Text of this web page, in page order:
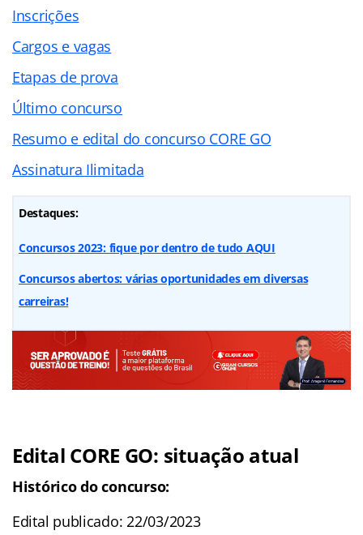
Inscrições
Cargos e vagas
Etapas de prova
Último concurso
Resumo e edital do concurso CORE GO
Assinatura Ilimitada
Destaques:
Concursos 2023: fique por dentro de tudo AQUI
Concursos abertos: várias oportunidades em diversas
carreiras!
Edital CORE GO: situação atual
Histórico do concurso:
Edital publicado: 22/03/2023